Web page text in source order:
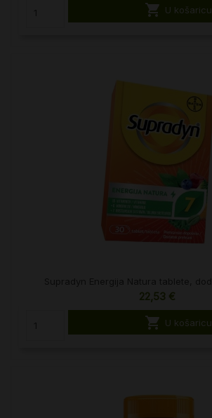
 U košaricu
22,53 €
 U košaricu